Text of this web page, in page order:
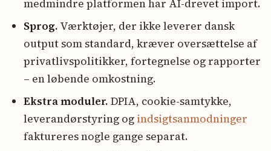
medmindre platformen har AI-drevet import.
Sprog. Værktøjer, der ikke leverer dansk
output som standard, kræver oversættelse af
privatlivspolitikker, fortegnelse og rapporter
– en løbende omkostning.
Ekstra moduler. DPIA, cookie-samtykke,
leverandørstyring og indsigtsanmodninger
faktureres nogle gange separat.